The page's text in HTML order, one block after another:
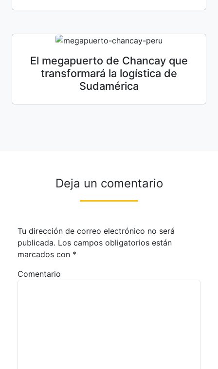
El megapuerto de Chancay que
transformará la logística de
Sudamérica
Deja un comentario
Tu dirección de correo electrónico no será
publicada. Los campos obligatorios están
marcados con *
Comentario